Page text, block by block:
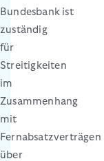
Bundesbank ist
zuständig
für
Streitigkeiten
im
Zusammenhang
mit
Fernabsatzverträgen
über